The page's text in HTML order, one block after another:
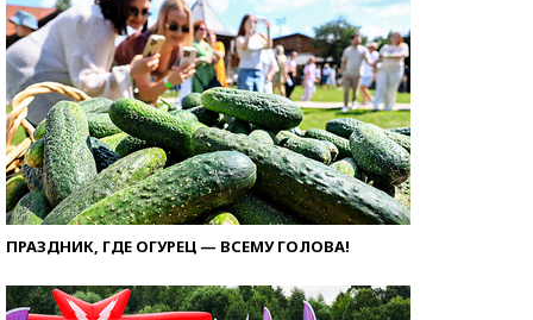
ПРАЗДНИК, ГДЕ ОГУРЕЦ — ВСЕМУ ГОЛОВА!